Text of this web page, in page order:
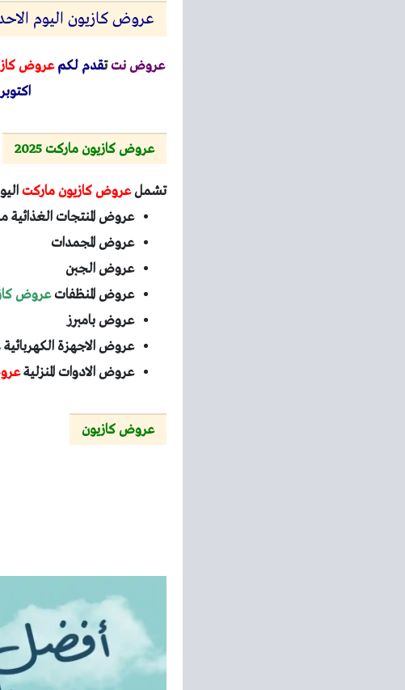
عروض كازيون اليوم الاحد 12 اكتوبر 2025 افضل عروض اليوم بجميع
عروض نتتقدم لكمعروض
اكتوبر 2025 افضل عروض اليوم اوحتى نفاذ الكمية
عروض كازيون ماركت 2025
تشملعروض كازيون ماركت
عروض المنتجات الغذائية
عروض المجمدات
عروض الجبن
عروض المنظفاتعروض
عروض بامبرز
عروض الاجهزة الكهربائية
عروض الادوات المنزلية
عروض كازيون